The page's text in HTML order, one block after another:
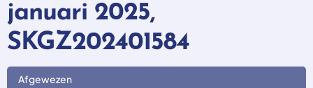
Zorgverzekering afsluiten
Vergoeding van zorg
Zorg in het buitenland
Geen zorgverzekering
Focus en impact
Uitspraken
Over SKGZ
januari 2025,
SKGZ202401584
Afgewezen